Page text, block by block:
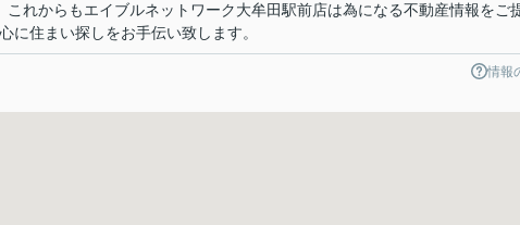
れからもエイブルネットワーク大牟田駅前店は為になる不動産情報をご
に住まい探しをお手伝い致します。
情報